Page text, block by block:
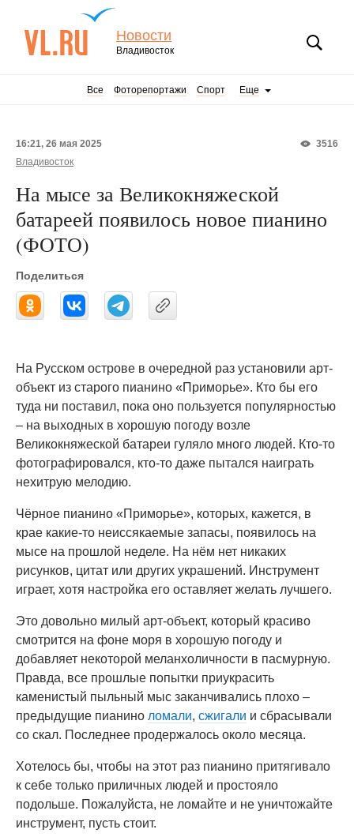
Новости
Владивосток
Все Фоторепортажи Спорт Еще
3516
16:21, 26 мая 2025
Владивосток
На мысе за Великокняжеской
батареей появилось новое пианино
(ФОТО)
Поделиться
На Русском острове в очередной раз установили арт-
объект из старого пианино «Приморье». Кто бы его
туда ни поставил, пока оно пользуется популярностью
– на выходных в хорошую погоду возле
Великокняжеской батареи гуляло много людей. Кто-то
фотографировался, кто-то даже пытался наиграть
нехитрую мелодию.
Чёрное пианино «Приморье», которых, кажется, в
крае какие-то неиссякаемые запасы, появилось на
мысе на прошлой неделе. На нём нет никаких
рисунков, цитат или других украшений. Инструмент
играет, хотя настройка его оставляет желать лучшего.
Это довольно милый арт-объект, который красиво
смотрится на фоне моря в хорошую погоду и
добавляет некоторой меланхоличности в пасмурную.
Правда, все прошлые попытки приукрасить
каменистый пыльный мыс заканчивались плохо –
предыдущие пианино ломали, сжигали и сбрасывали
со скал. Последнее продержалось около месяца.
Хотелось бы, чтобы на этот раз пианино притягивало
к себе только приличных людей и простояло
подольше. Пожалуйста, не ломайте и не уничтожайте
инструмент, пусть стоит.